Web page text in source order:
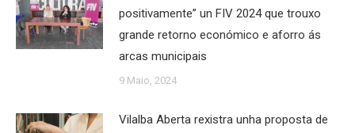
positivamente” un FIV 2024 que trouxo
grande retorno económico e aforro ás
arcas municipais
9 Maio, 2024
Vilalba Aberta rexistra unha proposta de